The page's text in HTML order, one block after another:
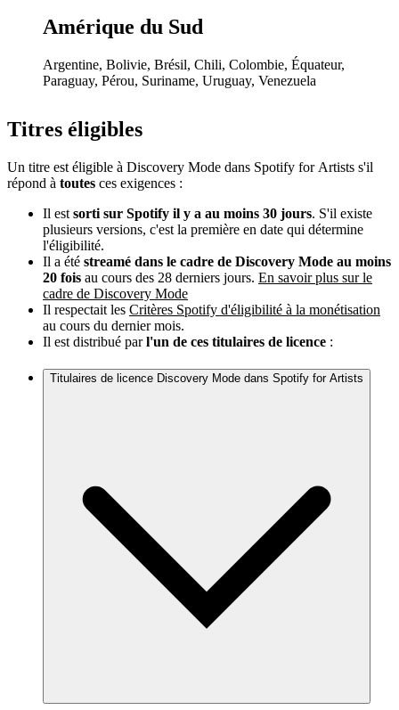
Amérique du Sud
Argentine, Bolivie, Brésil, Chili, Colombie, Équateur,
Paraguay, Pérou, Suriname, Uruguay, Venezuela
Titres éligibles
Un titre est éligible à Discovery Mode dans Spotify for Artists s'il
répond à toutes ces exigences :
Il est sorti sur Spotify il y a au moins 30 jours. S'il existe
plusieurs versions, c'est la première en date qui détermine
l'éligibilité.
Il a été streamé dans le cadre de Discovery Mode au moins
20 fois au cours des 28 derniers jours. En savoir plus sur le
cadre de Discovery Mode
Il respectait les Critères Spotify d'éligibilité à la monétisation
au cours du dernier mois.
Il est distribué parl'un de ces titulaires de licence :
Titulaires de licence Discovery Mode dans Spotify for Artists